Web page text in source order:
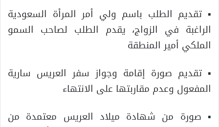
▪ تقديم الطلب باسم ولي أمر المرأة السعودية
الراغبة في الزواج، يقدم الطلب لصاحب السمو
الملكي أمير المنطقة
▪ تقديم صورة إقامة وجواز سفر العريس سارية
المفعول وعدم مقاربتها على الانتهاء
▪ صورة من شهادة ميلاد العريس معتمدة من